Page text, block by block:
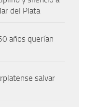
del Plata
años querían
salvar